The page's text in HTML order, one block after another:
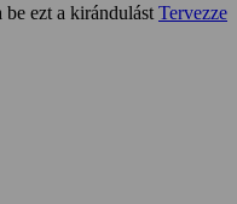
ezt a kirándulást Tervezze